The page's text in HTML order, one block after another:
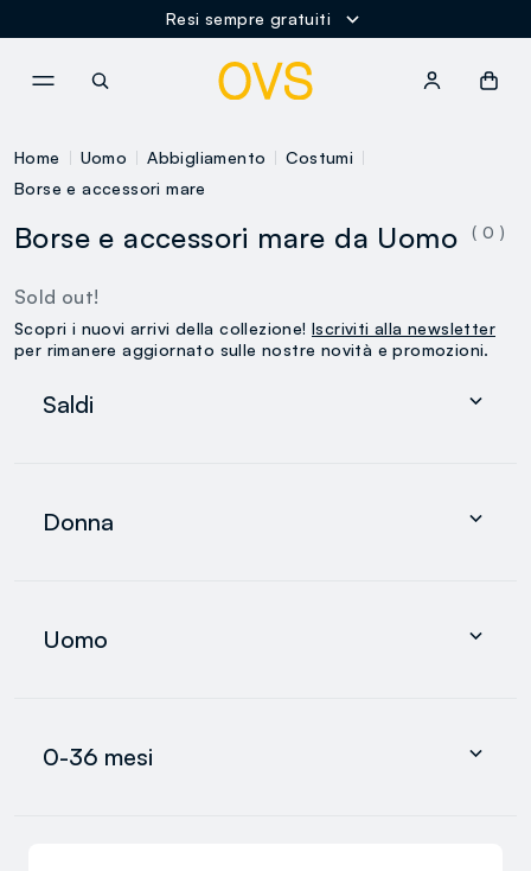
Resi sempre gratuiti
Home Uomo Abbigliamento
Costumi
Borse e accessori mare
Borse e accessori mare da Uomo ( 0 )
Sold out!
Scopri i nuovi arrivi della collezione! Iscriviti alla newsletter
per rimanere aggiornato sulle nostre novità e promozioni.
Saldi
Donna
Uomo
0-36 mesi